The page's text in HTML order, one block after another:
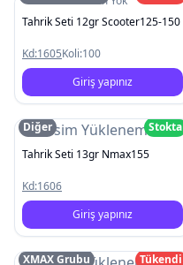
Tahrik Seti 12gr Scooter125-150
Kd:1605Koli:100
Giriş yapınız
Resim Yüklenemedi
Diğer
Stokta
Tahrik Seti 13gr Nmax155
Kd:1606
Giriş yapınız
XMAX Grubu
Tükendi